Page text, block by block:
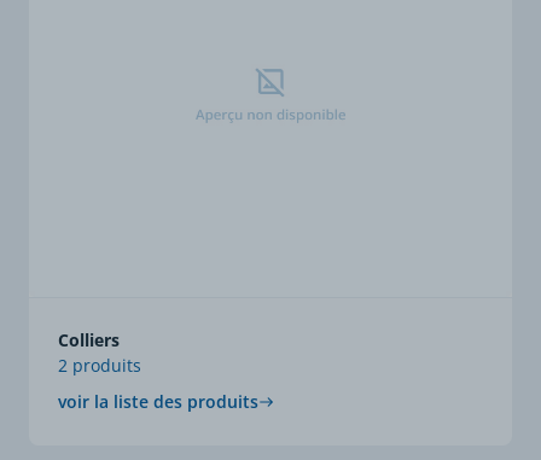
Colliers
2 produits
voir la liste des produits